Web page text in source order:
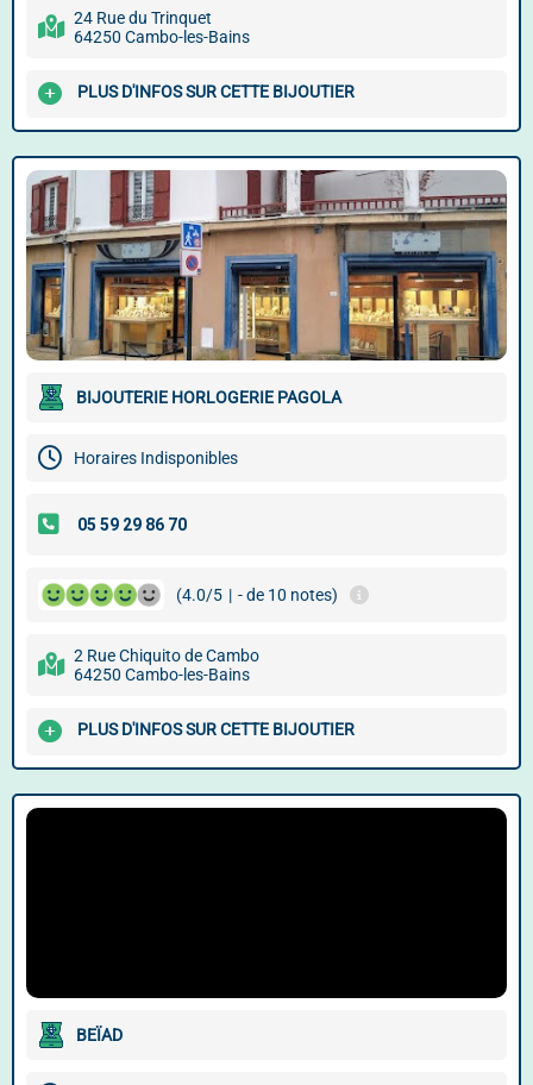
24 Rue du Trinquet
64250 Cambo-les-Bains
PLUS D'INFOS SUR CETTE BIJOUTIER
BIJOUTERIE HORLOGERIE PAGOLA
Horaires Indisponibles
(4.0/5 | - de 10 notes)
2 Rue Chiquito de Cambo
64250 Cambo-les-Bains
PLUS D'INFOS SUR CETTE BIJOUTIER
BEÏAD